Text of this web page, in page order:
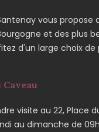
vous propose
et des plus
d'un large choix de
visite au 22, Place
au dimanche de